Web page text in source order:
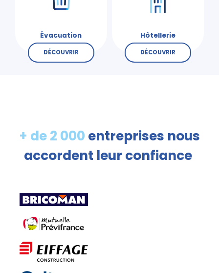
Évacuation
DÉCOUVRIR
Hôtellerie
DÉCOUVRIR
+ de 2 000 entreprises nous
accordent leur confiance